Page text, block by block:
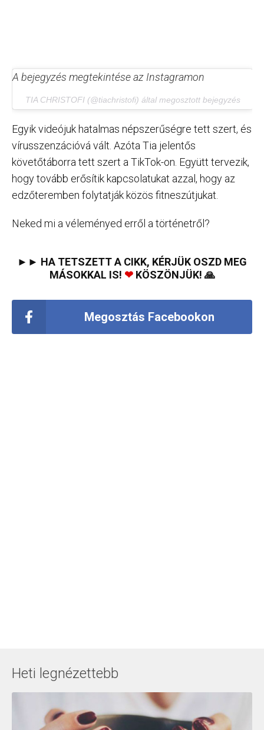
A bejegyzés megtekintése az Instagramon
TIA CHRISTOFI (@tiachristofi) által megosztott bejegyzés
Egyik videójuk hatalmas népszerűségre tett szert, és
vírusszenzációvá vált. Azóta Tia jelentős
követőtáborra tett szert a TikTok-on. Együtt tervezik,
hogy tovább erősítik kapcsolatukat azzal, hogy az
edzőteremben folytatják közös fitneszútjukat.
Neked mi a véleményed erről a történetről?
►► HA TETSZETT A CIKK, KÉRJÜK OSZD MEG
MÁSOKKAL IS! ❤KÖSZÖNJÜK! 🙏
Megosztás Facebookon
Heti legnézettebb